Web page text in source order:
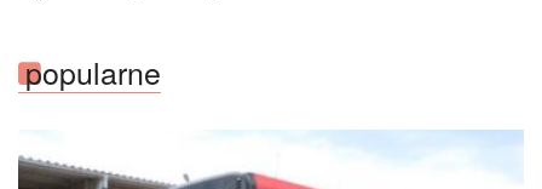
popularne